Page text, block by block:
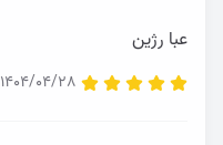
عبا رژین
1404/04/28